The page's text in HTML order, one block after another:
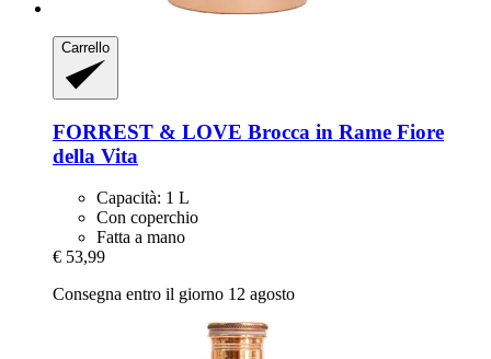
Carrello
FORREST & LOVE Brocca in Rame Fiore
della Vita
Capacità: 1 L
Con coperchio
Fatta a mano
€ 53,99
Consegna entro il giorno 12 agosto